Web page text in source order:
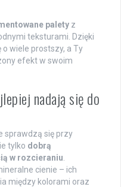
palety z
teksturami. Dzięki
wiele prostszy, a Ty
efekt w swoim
nadają się do
sprawdzą się przy
tylko dobrą
w rozcieraniu
cienie – ich
między kolorami oraz